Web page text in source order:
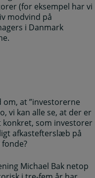
(for eksempel har vi
modvind på
i Danmark
at ”investorerne
vi kan alle se, at der er
konkret, som investorer
afkastefterslæb på
Michael Bak netop